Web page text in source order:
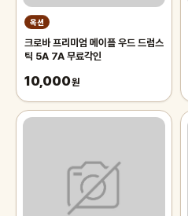
옥션
크로바 프리미엄 메이플 우드 드럼스
틱 5A 7A 무료각인
10,000원